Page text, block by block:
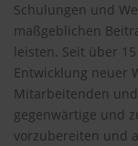
Schulungen und
maßgeblichen
leisten. Seit über
Entwicklung neuer
Mitarbeitenden
gegenwärtige und
vorzubereiten und